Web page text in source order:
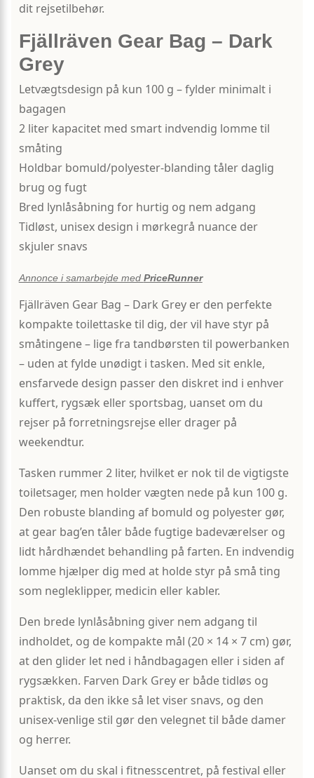
dit rejsetilbehør.
Fjällräven Gear Bag – Dark
Grey
Letvægtsdesign på kun 100 g – fylder minimalt i
bagagen
2 liter kapacitet med smart indvendig lomme til
småting
Holdbar bomuld/polyester-blanding tåler daglig
brug og fugt
Bred lynlåsåbning for hurtig og nem adgang
Tidløst, unisex design i mørkegrå nuance der
skjuler snavs
Annonce i samarbejde med PriceRunner
Fjällräven Gear Bag – Dark Grey er den perfekte
kompakte toilettaske til dig, der vil have styr på
småtingene – lige fra tandbørsten til powerbanken
– uden at fylde unødigt i tasken. Med sit enkle,
ensfarvede design passer den diskret ind i enhver
kuffert, rygsæk eller sportsbag, uanset om du
rejser på forretningsrejse eller drager på
weekendtur.
Tasken rummer 2 liter, hvilket er nok til de vigtigste
toiletsager, men holder vægten nede på kun 100 g.
Den robuste blanding af bomuld og polyester gør,
at gear bag’en tåler både fugtige badeværelser og
lidt hårdhændet behandling på farten. En indvendig
lomme hjælper dig med at holde styr på små ting
som negleklipper, medicin eller kabler.
Den brede lynlåsåbning giver nem adgang til
indholdet, og de kompakte mål (20 × 14 × 7 cm) gør,
at den glider let ned i håndbagagen eller i siden af
rygsækken. Farven Dark Grey er både tidløs og
praktisk, da den ikke så let viser snavs, og den
unisex-venlige stil gør den velegnet til både damer
og herrer.
Uanset om du skal i fitnesscentret, på festival eller